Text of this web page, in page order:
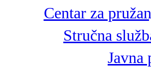
Centar za
Stručna
Javna